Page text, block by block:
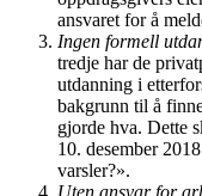
ansvaret for å
Ingen formell
tredje har de
utdanning i
bakgrunn til å
gjorde hva. Dette
10. desember
varsler?».
Uten ansvar for